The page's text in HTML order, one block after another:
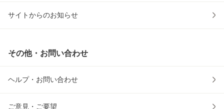
サイトからのお知らせ
その他・お問い合わせ
ヘルプ・お問い合わせ
ご意見・ご要望